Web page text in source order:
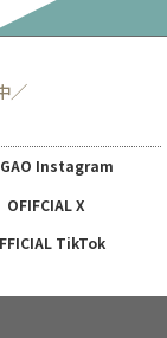
／
Instagram
OFIFCIAL X
TikTok